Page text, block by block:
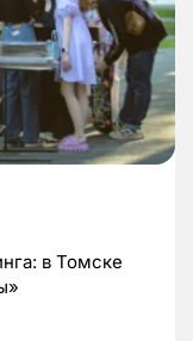
в Томске